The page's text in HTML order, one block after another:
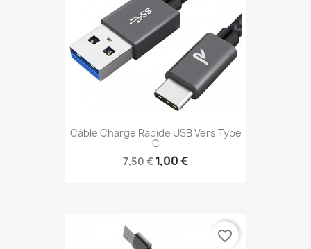
Câble Charge Rapide USB Vers Type
C
7,50 € 1,00 €
favorite_border